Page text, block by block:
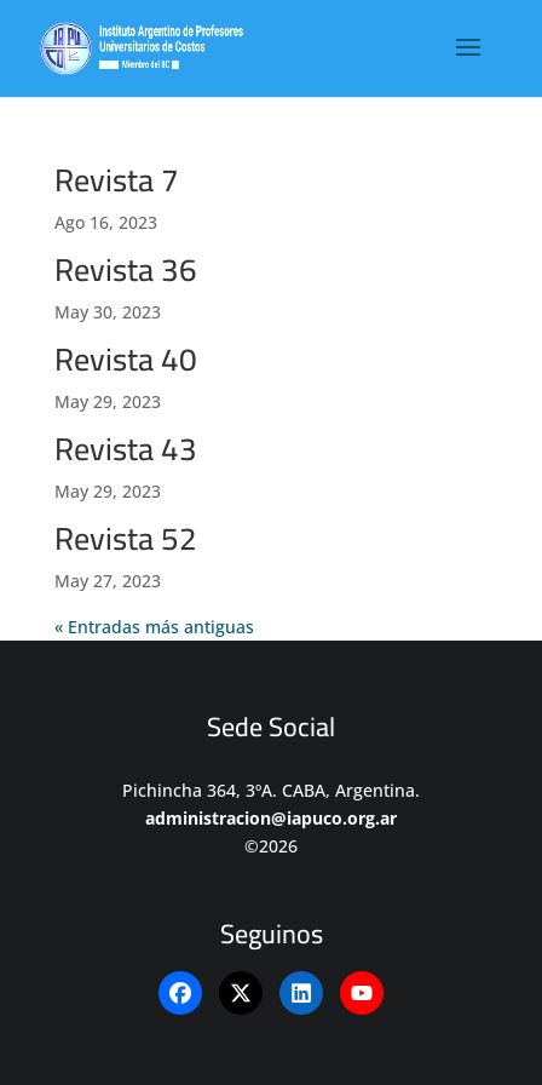
Revista 7
Ago 16, 2023
Revista 36
May 30, 2023
Revista 40
May 29, 2023
Revista 43
May 29, 2023
Revista 52
May 27, 2023
« Entradas más antiguas
Sede Social
Pichincha 364, 3ºA. CABA, Argentina.
administracion@iapuco.org.ar
©2026
Seguinos